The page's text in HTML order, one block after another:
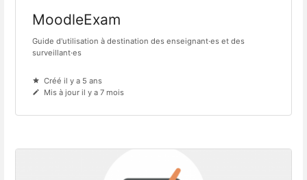
MoodleExam
Guide d'utilisation à destination des enseignant·es et des
surveillant·es
Créé il y a 5 ans
Mis à jour il y a 7 mois